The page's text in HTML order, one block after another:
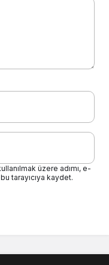
üzere adımı, e-
tarayıcıya kaydet.